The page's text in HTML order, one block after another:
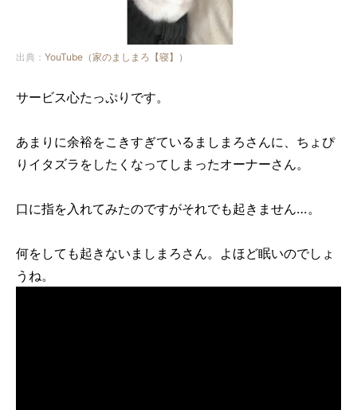
出典： YouTube（家のましまろ【寝】）
サービス心たっぷりです。
あまりに余裕をこきすぎているましまろさんに、ちょぴ
りイタズラをしたくなってしまったオーナーさん。
口に指を入れてみたのですがそれでも起きません…。
何をしても起きないましまろさん。よほど眠いのでしょ
うね。